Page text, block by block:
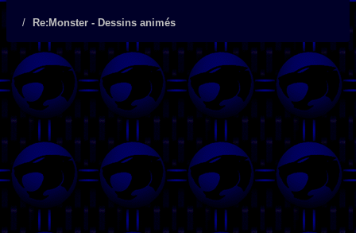
Re:Monster - Dessins animés